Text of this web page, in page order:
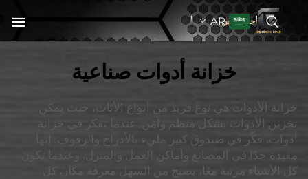
جولدنبلاينAR
خزانة أدوات صناعية
خزانة الأدوات هي نوع فريد من أنواع الأثاث، حيث يمكن
تخزين الأدوات بشكل منظم وآمن. عندما تفكر في خزانة
أدوات، فكّر في صندوق كبير مليء بالأدراج والرفوف. إنها
مفيدة جدًا في المصانع وأماكن العمل والمنزل. وعندما تكون
كل الأشياء مرتبة معًا، يصبح من السهل معرفة مكان كل